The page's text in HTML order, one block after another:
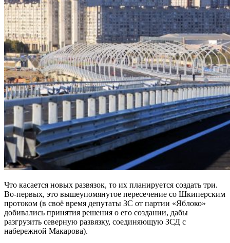
Что касается новых развязок, то их планируется создать три.
Во-первых, это вышеупомянутое пересечение со Шкиперским
протоком (в своё время депутаты ЗС от партии «Яблоко»
добивались принятия решения о его создании, дабы
разгрузить северную развязку, соединяющую ЗСД с
набережной Макарова).